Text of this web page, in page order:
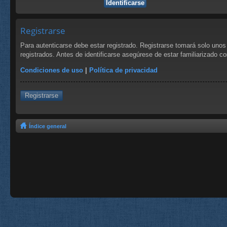
Registrarse
Para autenticarse debe estar registrado. Registrarse tomará solo
registrados. Antes de identificarse asegúrese de estar familiarizado
Condiciones de uso | Política de privacidad
Registrarse
Índice general